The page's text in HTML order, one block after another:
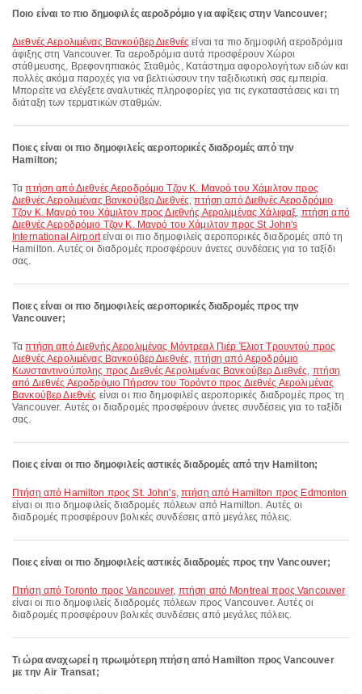
Ποιο είναι το πιο δημοφιλές αεροδρόμιο για αφίξεις στην Vancouver;
Διεθνές Αερολιμένας Βανκούβερ Διεθνές είναι τα πιο δημοφιλή αεροδρόμια
άφιξης στη Vancouver. Τα αεροδρόμια αυτά προσφέρουν Χώροι
στάθμευσης, Βρεφονηπιακός Σταθμός, Κατάστημα αφορολογήτων ειδών και
πολλές ακόμα παροχές για να βελτιώσουν την ταξιδιωτική σας εμπειρία.
Μπορείτε να ελέγξετε αναλυτικές πληροφορίες για τις εγκαταστάσεις και τη
διάταξη των τερματικών σταθμών.
Ποιες είναι οι πιο δημοφιλείς αεροπορικές διαδρομές από την
Hamilton;
Ταπτήση από Διεθνές Αεροδρόμιο Τζον Κ. Μανρό του Χάμιλτον προς
Διεθνές Αερολιμένας Βανκούβερ Διεθνές,πτήση από Διεθνές Αεροδρόμιο
Τζον Κ. Μανρό του Χάμιλτον προς Διεθνής Αερολιμένας Χάλιφαξ, πτήση από
Διεθνές Αεροδρόμιο Τζον Κ. Μανρό του Χάμιλτον προς St John's
International Airportείναι οι πιο δημοφιλείς αεροπορικές διαδρομές από τη
Hamilton. Αυτές οι διαδρομές προσφέρουν άνετες συνδέσεις για το ταξίδι
σας.
Ποιες είναι οι πιο δημοφιλείς αεροπορικές διαδρομές προς την
Vancouver;
Ταπτήση από Διεθνής Αερολιμένας Μόντρεαλ Πιέρ Έλιοτ Τρουντού προς
Διεθνές Αερολιμένας Βανκούβερ Διεθνές,πτήση από Αεροδρόμιο
Κωνσταντινούπολης προς Διεθνές Αερολιμένας Βανκούβερ Διεθνές, πτήση
από Διεθνές Αεροδρόμιο Πήρσον του Τορόντο προς Διεθνές Αερολιμένας
Βανκούβερ Διεθνές είναι οι πιο δημοφιλείς αεροπορικές διαδρομές προς τη
Vancouver. Αυτές οι διαδρομές προσφέρουν άνετες συνδέσεις για το ταξίδι
σας.
Ποιες είναι οι πιο δημοφιλείς αστικές διαδρομές από την Hamilton;
πτήση από Hamilton προς St. John's,πτήση από Hamilton προς Edmonton
είναι οι πιο δημοφιλείς διαδρομές πόλεων από Hamilton. Αυτές οι
διαδρομές προσφέρουν βολικές συνδέσεις από μεγάλες πόλεις.
Ποιες είναι οι πιο δημοφιλείς αστικές διαδρομές προς την Vancouver;
πτήση από Toronto προς Vancouver, πτήση από Montreal προς Vancouver
είναι οι πιο δημοφιλείς διαδρομές πόλεων προς Vancouver. Αυτές οι
διαδρομές προσφέρουν βολικές συνδέσεις από μεγάλες πόλεις.
Τι ώρα αναχωρεί η πρωιμότερη πτήση από Hamilton προς Vancouver
με την Air Transat;